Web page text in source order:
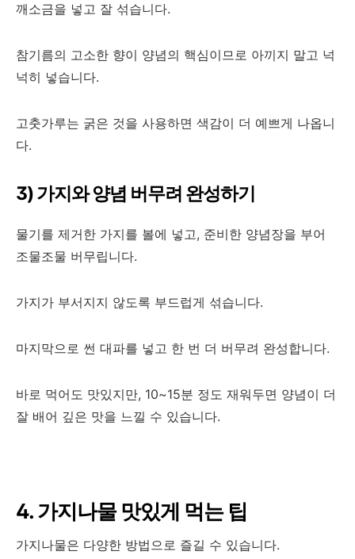
깨소금을 넣고 잘 섞습니다.
참기름의 고소한 향이 양념의 핵심이므로 아끼지 말고 넉
넉히 넣습니다.
고춧가루는 굵은 것을 사용하면 색감이 더 예쁘게 나옵니
다.
3) 가지와 양념 버무려 완성하기
물기를 제거한 가지를 볼에 넣고, 준비한 양념장을 부어
조물조물 버무립니다.
가지가 부서지지 않도록 부드럽게 섞습니다.
마지막으로 썬 대파를 넣고 한 번 더 버무려 완성합니다.
바로 먹어도 맛있지만, 10~15분 정도 재워두면 양념이 더
잘 배어 깊은 맛을 느낄 수 있습니다.
4. 가지나물 맛있게 먹는 팁
가지나물은 다양한 방법으로 즐길 수 있습니다.